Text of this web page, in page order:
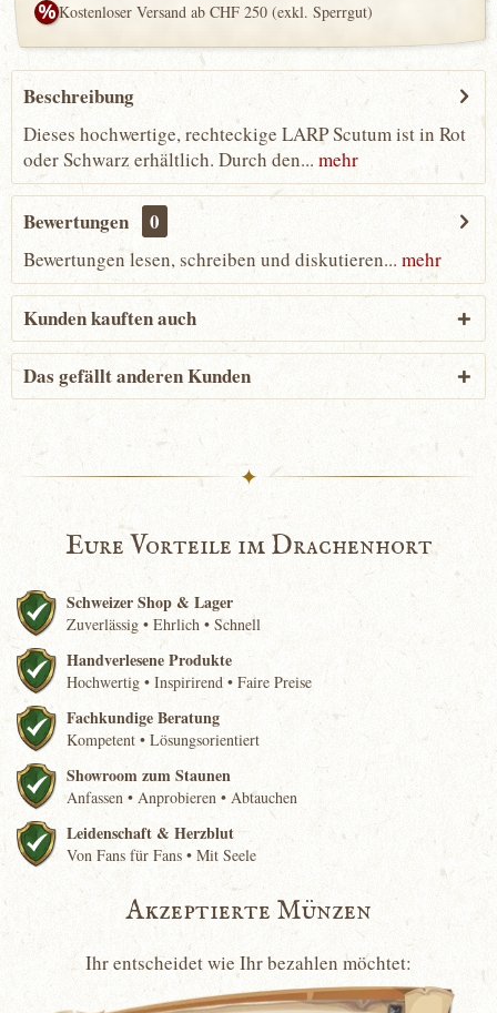
Kostenloser Versand ab CHF 250 (exkl. Sperrgut)
Beschreibung
Dieses hochwertige, rechteckige LARP Scutum ist in Rot
oder Schwarz erhältlich. Durch den... mehr
Bewertungen 0
Bewertungen lesen, schreiben und diskutieren... mehr
Kunden kauften auch
Das gefällt anderen Kunden
✦
Eure Vorteile im Drachenhort
Schweizer Shop & Lager
Zuverlässig • Ehrlich • Schnell
Handverlesene Produkte
Hochwertig • Inspirirend • Faire Preise
Fachkundige Beratung
Kompetent • Lösungsorientiert
Showroom zum Staunen
Anfassen • Anprobieren • Abtauchen
Leidenschaft & Herzblut
Von Fans für Fans • Mit Seele
Akzeptierte Münzen
Ihr entscheidet wie Ihr bezahlen möchtet: